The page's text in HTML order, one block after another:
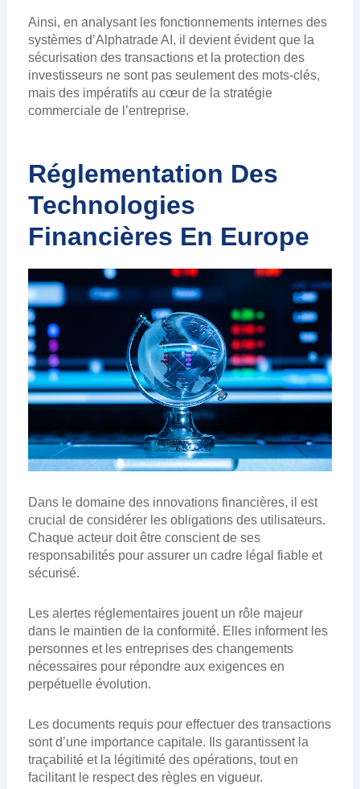
Ainsi, en analysant les fonctionnements internes des
systèmes d’Alphatrade AI, il devient évident que la
sécurisation des transactions et la protection des
investisseurs ne sont pas seulement des mots-clés,
mais des impératifs au cœur de la stratégie
commerciale de l’entreprise.
Réglementation Des
Technologies
Financières En Europe
Dans le domaine des innovations financières, il est
crucial de considérer les obligations des utilisateurs.
Chaque acteur doit être conscient de ses
responsabilités pour assurer un cadre légal fiable et
sécurisé.
Les alertes réglementaires jouent un rôle majeur
dans le maintien de la conformité. Elles informent les
personnes et les entreprises des changements
nécessaires pour répondre aux exigences en
perpétuelle évolution.
Les documents requis pour effectuer des transactions
sont d’une importance capitale. Ils garantissent la
traçabilité et la légitimité des opérations, tout en
facilitant le respect des règles en vigueur.